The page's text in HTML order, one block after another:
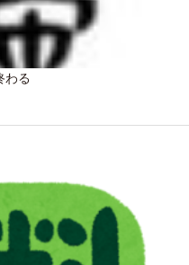
わる